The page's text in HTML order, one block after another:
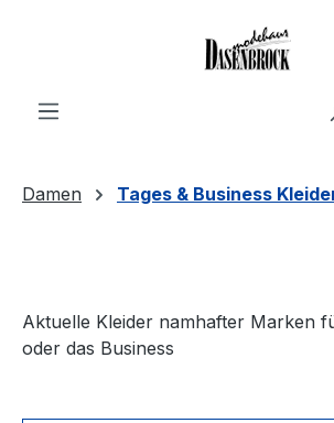
Damen Tages & Business
Aktuelle Kleider namhafter Marken
oder das Business